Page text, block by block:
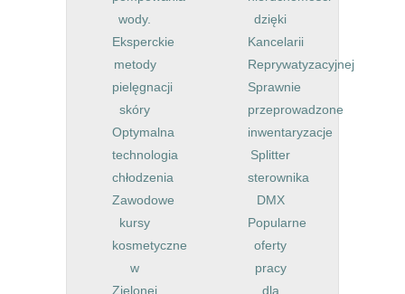
wody.
Eksperckie
metody
pielęgnacji
skóry
Optymalna
technologia
chłodzenia
Zawodowe
kursy
kosmetyczne
w
Zielonej
dzięki
Kancelarii
Reprywatyzacyjnej
Sprawnie
przeprowadzone
inwentaryzacje
Splitter
sterownika
DMX
Popularne
oferty
pracy
dla